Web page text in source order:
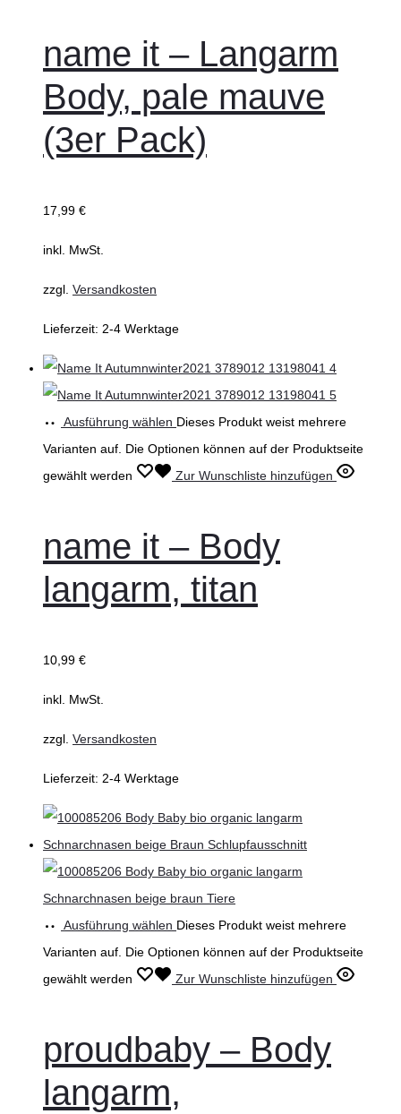
name it – Langarm
Body, pale mauve
(3er Pack)
17,99 €
inkl. MwSt.
zzgl. Versandkosten
Lieferzeit: 2-4 Werktage
Ausführung wählen Dieses Produkt weist mehrere
Varianten auf. Die Optionen können auf der Produktseite
gewählt werden
Zur Wunschliste hinzufügen
name it – Body
langarm, titan
10,99 €
inkl. MwSt.
zzgl. Versandkosten
Lieferzeit: 2-4 Werktage
Ausführung wählen Dieses Produkt weist mehrere
Varianten auf. Die Optionen können auf der Produktseite
gewählt werden
Zur Wunschliste hinzufügen
proudbaby – Body
langarm,